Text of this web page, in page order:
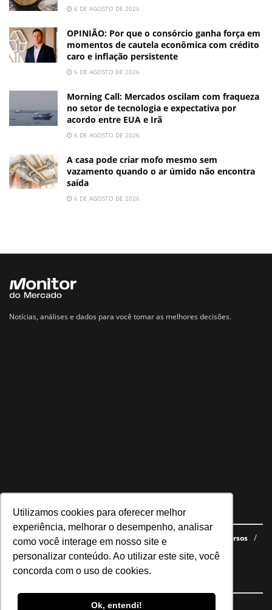
Utilizamos cookies para oferecer melhor
experiência, melhorar o desempenho, analisar
como você interage em nosso site e
personalizar conteúdo. Ao utilizar este site, você
concorda com o uso de cookies.
Ok, entendi!
6 DE AGOSTO DE 2026
OPINIÃO: Por que o consórcio ganha força em
momentos de cautela econômica com crédito
caro e inflação persistente
6 DE AGOSTO DE 2026
Morning Call: Mercados oscilam com fraqueza
no setor de tecnologia e expectativa por
acordo entre EUA e Irã
6 DE AGOSTO DE 2026
A casa pode criar mofo mesmo sem
vazamento quando o ar úmido não encontra
saída
6 DE AGOSTO DE 2026
Notícias, análises e dados para você tomar as melhores decisões.
Navegue no site
Últimas notícias Quem somos E-books gratuitos
Cursos
Política de privacidade